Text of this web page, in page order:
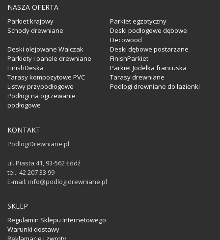
NASZA OFERTA
Parkiet krajowy
Parkiet egzotyczny
Schody drewniane
Deski podłogowe dębowe
Decowood
Deski olejowane Walczak
Deski dębowe postarzane
Parkiety i panele drewniane
FinishParkiet
FinishDeska
Parkiet Jodełka francuska
Tarasy kompozytowe PVC
Tarasy drewniane
Listwy przypodłogowe
Podłogi drewniane do łazienki
Podłogi na ogrzewanie
podłogowe
KONTAKT
PodlogiDrewniane.pl
ul. Piasta 41, 93-562 Łódź
tel.: 42 207 33 99
E-mail: info@podlogidrewniane.pl
SKLEP
Regulamin Sklepu Internetowego
Warunki dostawy